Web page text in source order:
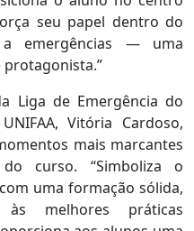
seu papel dentro do
a emergências — uma
Liga de Emergência do
Vitória Cardoso,
mais marcantes
curso. “Simboliza o
uma formação sólida,
melhores práticas